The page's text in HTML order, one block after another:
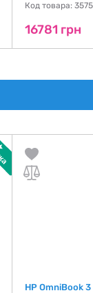
Код товара:
16781 грн
HP OmniBook